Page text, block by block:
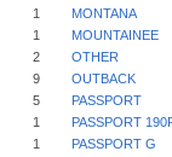
1
MONTANA
1
MOUNTAINEE
2
OTHER
9
OUTBACK
5
PASSPORT
1
PASSPORT
1
PASSPORT G